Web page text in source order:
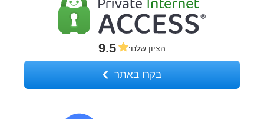
הציון שלנו:
9.5
בקרו באתר